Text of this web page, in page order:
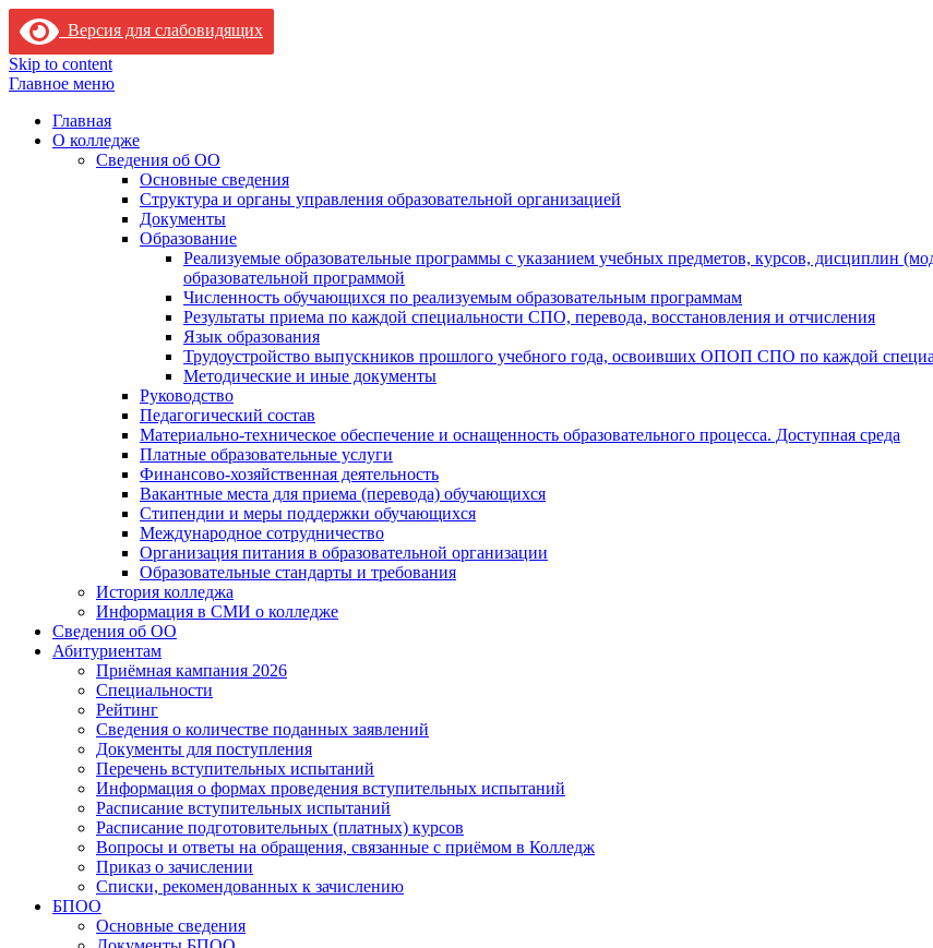
Версия для слабовидящих
Skip to content
Главное меню
Главная
О колледже
Сведения об ОО
Основные сведения
Структура и органы управления образовательной организацией
Документы
Образование
Реализуемые образовательные программы с указанием учебных предметов, курсов, дисциплин
образовательной программой
Численность обучающихся по реализуемым образовательным программам
Результаты приема по каждой специальности СПО, перевода, восстановления и отчисления
Язык образования
Трудоустройство выпускников прошлого учебного года, освоивших ОПОП СПО по каждой
Методические и иные документы
Руководство
Педагогический состав
Материально-техническое обеспечение и оснащенность образовательного процесса. Доступная среда
Платные образовательные услуги
Финансово-хозяйственная деятельность
Вакантные места для приема (перевода) обучающихся
Стипендии и меры поддержки обучающихся
Международное сотрудничество
Организация питания в образовательной организации
Образовательные стандарты и требования
История колледжа
Информация в СМИ о колледже
Сведения об ОО
Абитуриентам
Приёмная кампания 2026
Специальности
Рейтинг
Сведения о количестве поданных заявлений
Документы для поступления
Перечень вступительных испытаний
Информация о формах проведения вступительных испытаний
Расписание вступительных испытаний
Расписание подготовительных (платных) курсов
Вопросы и ответы на обращения, связанные с приёмом в Колледж
Приказ о зачислении
Списки, рекомендованных к зачислению
БПОО
Основные сведения